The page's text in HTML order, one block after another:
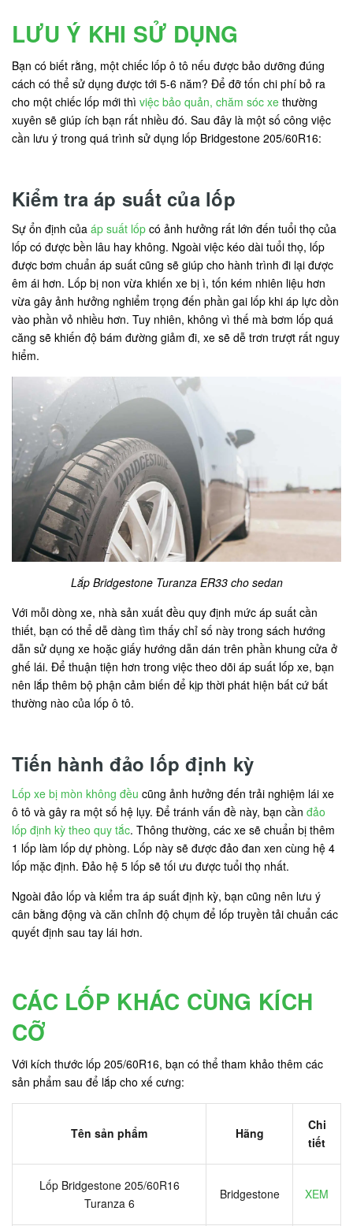
LƯU Ý KHI SỬ DỤNG
Bạn có biết rằng, một chiếc lốp ô tô nếu được bảo dưỡng đúng
cách có thể sử dụng được tới 5-6 năm? Để đỡ tốn chi phí bỏ ra
cho một chiếc lốp mới thì việc bảo quản, chăm sóc xe thường
xuyên sẽ giúp ích bạn rất nhiều đó. Sau đây là một số công việc
cần lưu ý trong quá trình sử dụng lốp Bridgestone 205/60R16:
Kiểm tra áp suất của lốp
Sự ổn định của áp suất lốp có ảnh hưởng rất lớn đến tuổi thọ của
lốp có được bền lâu hay không. Ngoài việc kéo dài tuổi thọ, lốp
được bơm chuẩn áp suất cũng sẽ giúp cho hành trình đi lại được
êm ái hơn. Lốp bị non vừa khiến xe bị ì, tốn kém nhiên liệu hơn
vừa gây ảnh hưởng nghiểm trọng đến phần gai lốp khi áp lực dồn
vào phần vỏ nhiều hơn. Tuy nhiên, không vì thế mà bơm lốp quá
căng sẽ khiến độ bám đường giảm đi, xe sẽ dễ trơn trượt rất nguy
hiểm.
Lắp Bridgestone Turanza ER33 cho sedan
Với mỗi dòng xe, nhà sản xuất đều quy định mức áp suất cần
thiết, bạn có thể dễ dàng tìm thấy chỉ số này trong sách hướng
dẫn sử dụng xe hoặc giấy hướng dẫn dán trên phần khung cửa ở
ghế lái. Để thuận tiện hơn trong việc theo dõi áp suất lốp xe, bạn
nên lắp thêm bộ phận cảm biến để kịp thời phát hiện bất cứ bất
thường nào của lốp ô tô.
Tiến hành đảo lốp định kỳ
Lốp xe bị mòn không đều cũng ảnh hưởng đến trải nghiệm lái xe
ô tô và gây ra một số hệ lụy. Để tránh vấn đề này, bạn cần đảo
lốp định kỳ theo quy tắc. Thông thường, các xe sẽ chuẩn bị thêm
1 lốp làm lốp dự phòng. Lốp này sẽ được đảo đan xen cùng hệ 4
lốp mặc định. Đảo hệ 5 lốp sẽ tối ưu được tuổi thọ nhất.
Ngoài đảo lốp và kiểm tra áp suất định kỳ, bạn cũng nên lưu ý
cân bằng động và căn chỉnh độ chụm để lốp truyền tải chuẩn các
quyết định sau tay lái hơn.
CÁC LỐP KHÁC CÙNG KÍCH
CỠ
Với kích thước lốp 205/60R16, bạn có thể tham khảo thêm các
sản phẩm sau để lắp cho xế cưng:
Tên sản phẩm Hãng
Chi
tiết
Lốp Bridgestone 205/60R16
Turanza 6
Bridgestone XEM